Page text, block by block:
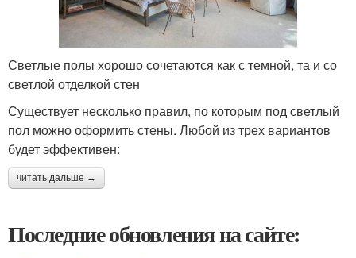
Светлые полы хорошо сочетаются как с темной, та и со
светлой отделкой стен
Существует несколько правил, по которым под светлый
пол можно оформить стены. Любой из трех вариантов
будет эффективен:
читать дальше →
Последние обновления на сайте: